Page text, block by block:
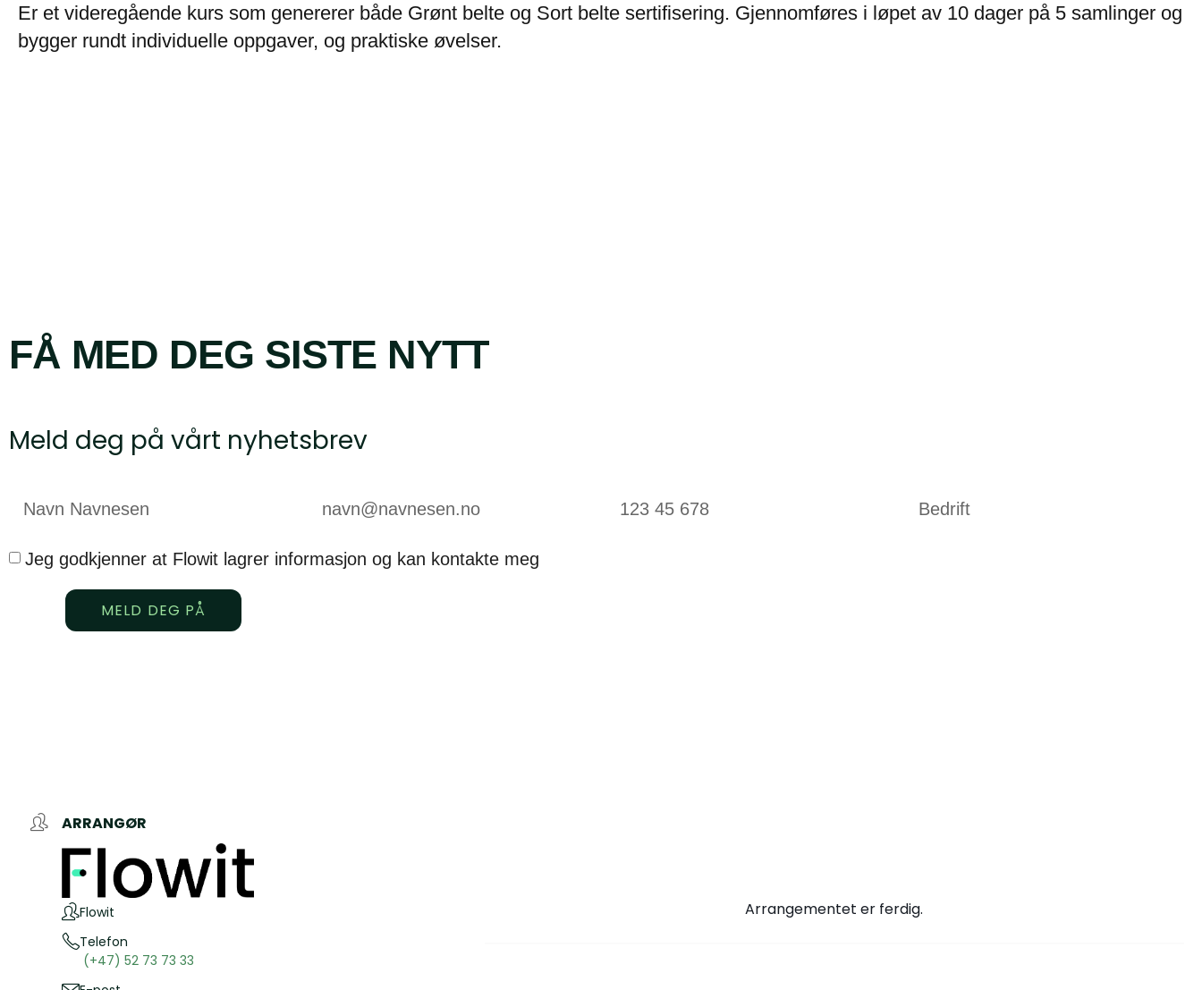
Er et videregående kurs som genererer både Grønt belte og Sort belte sertifisering. Gjennomføres i løpet av 10 dager på 5 samlinger og
bygger rundt individuelle oppgaver, og praktiske øvelser.
FÅ MED DEG SISTE NYTT
Meld deg på vårt nyhetsbrev
Jeg godkjenner at Flowit lagrer informasjon og kan kontakte meg
MELD DEG PÅ
ARRANGØR
Flowit
Telefon
(+47) 52 73 73 33
Arrangementet er ferdig.